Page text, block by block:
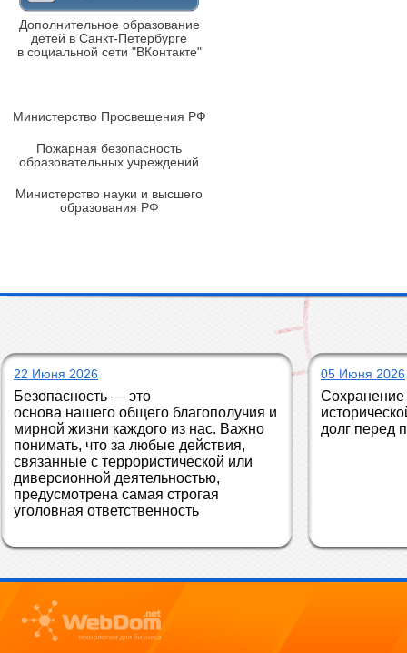
Дополнительное образование
детей в Санкт-Петербурге
в социальной сети "ВКонтакте"
Министерство Просвещения РФ
Пожарная безопасность
образовательных учреждений
Министерство науки и высшего
образования РФ
22 Июня 2026
Безопасность — это
основа нашего общего благополучия и
мирной жизни каждого из нас. Важно
понимать, что за любые действия,
связанные с террористической или
диверсионной деятельностью,
предусмотрена самая строгая
уголовная ответственность
05 Июня 2026
Сохранение
долг перед